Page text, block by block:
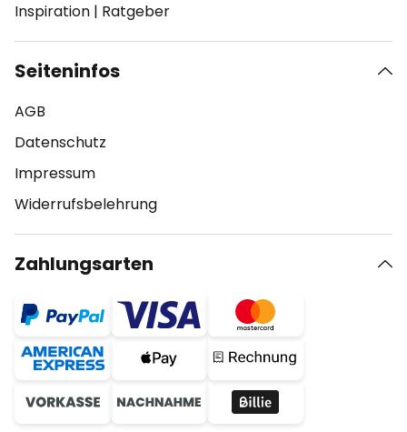
Inspiration | Ratgeber
Seiteninfos
AGB
Datenschutz
Impressum
Widerrufsbelehrung
Zahlungsarten